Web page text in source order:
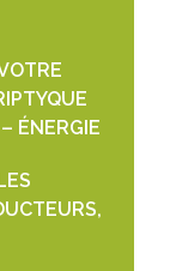
ÉNERGIE